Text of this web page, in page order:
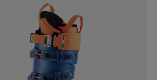
et contrôle améliorés
Core mélange des matériaux de
afin d'offrir au skieur une plus
davantage de puissance et un rebond
performances accrues.
et aérodynamique